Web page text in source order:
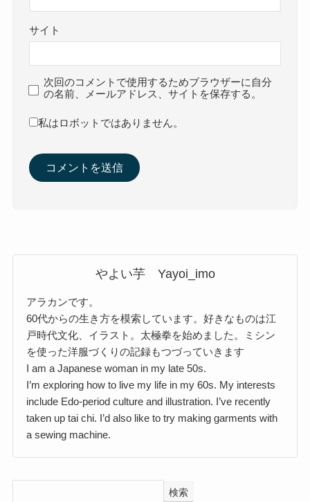
サイト
次回のコメントで使用するためブラウザーに自分
の名前、メールアドレス、サイトを保存する。
私はロボットではありません。
やよい芋 Yayoi_imo
アラカンです。
60代からの生き方を模索しています。好きなものは江
戸時代文化、イラスト。太極拳を始めました。ミシン
を使った洋服づくりの記録もつづっていきます
I am a Japanese woman in my late 50s.
I’m exploring how to live my life in my 60s. My interests
include Edo-period culture and illustration. I’ve recently
taken up tai chi. I’d also like to try making garments with
a sewing machine.
検索